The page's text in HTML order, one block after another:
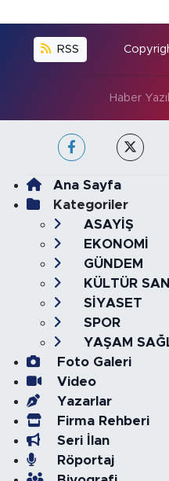
RSS
Haber
Ana Sayfa
Kategoriler
ASAYİŞ
EKONOMİ
GÜNDEM
KÜLTÜR
SİYASET
SPOR
YAŞAM
Foto Galeri
Video
Yazarlar
Firma Rehberi
Seri İlan
Röportaj